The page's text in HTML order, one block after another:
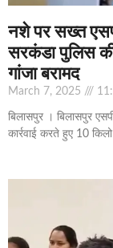
नशे पर सख्त
सरकंडा पुलिस की
गांजा बरामद
March 7, 2025
बिलासपुर । बिलासपुर
कार्रवाई करते हुए 10